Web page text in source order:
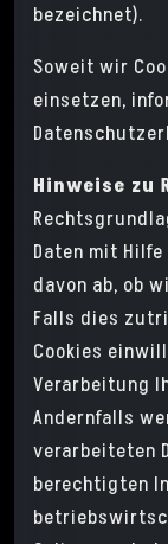
bezeichnet).
Soweit wir
einsetzen,
Hinweise zu
Daten mit
davon ab, ob
Falls dies
Cookies
Verarbeitung
Andernfalls
verarbeiteten
berechtigten